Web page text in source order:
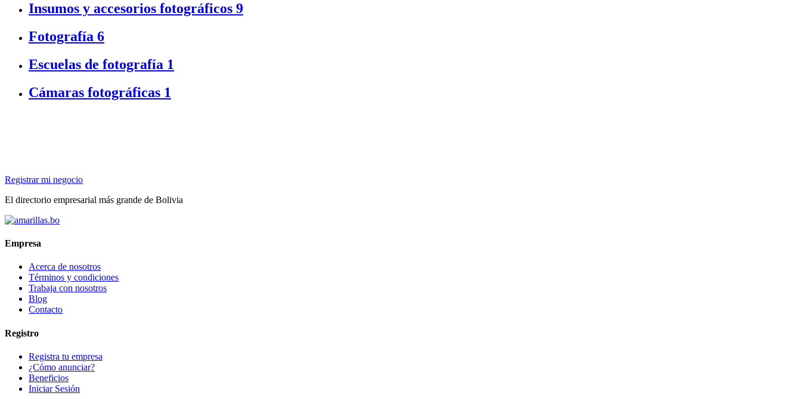
Insumos y accesorios fotográficos 9
Fotografía 6
Escuelas de fotografía 1
Cámaras fotográficas 1
Registrar mi negocio
El directorio empresarial más grande de Bolivia
Empresa
Acerca de nosotros
Términos y condiciones
Trabaja con nosotros
Blog
Contacto
Registro
Registra tu empresa
¿Cómo anunciar?
Beneficios
Iniciar Sesión